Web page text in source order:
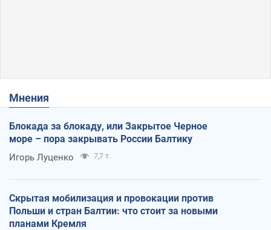
Мнения
Блокада за блокаду, или Закрытое Черное
море – пора закрывать России Балтику
Игорь Луценко 7,7 т.
Скрытая мобилизация и провокации против
Польши и стран Балтии: что стоит за новыми
планами Кремля